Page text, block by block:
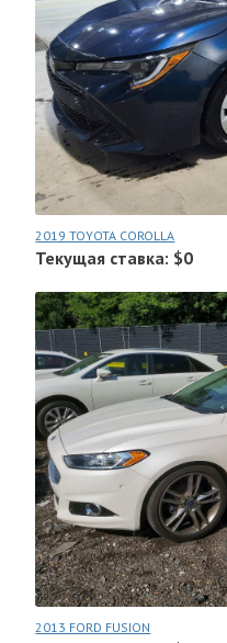
2019 TOYOTA COROLLA
Текущая ставка: $0
2013 FORD FUSION